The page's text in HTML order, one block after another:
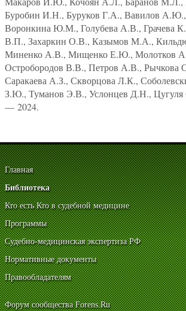
Буробин И.Н., Буруков Г.А., Вавилов
Воронкина Ю.М., Голубева А.В., Грачева
В.П., Захаркин О.В., Казымов М.А.,
Миненко А.В., Мищенко Е.Ю., Молотков
Остробородов В.В., Петров А.В., Рычкова
Саракаева А.З., Скворцова Л.К.,
З.Ю., Туманов Э.В., Услонцев Д.Н.,
— 2024.
Главная
Библиотека
Кто есть Кто в судебной медицине
Программы
Судебно-медицинская экспертиза РФ
Нормативные документы
Правообладателям
Форум сообщества Forens.Ru